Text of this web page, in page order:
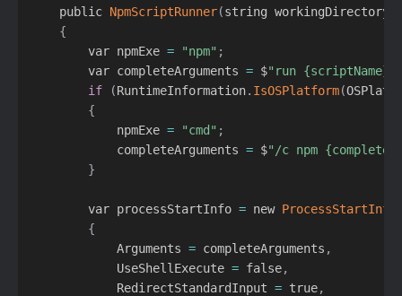
    public
NpmScriptRunner(string workingDirectory
{
        var npmExe
= "npm" ;
        var completeArguments
= $"run {scriptName}
if
(RuntimeInformation. IsOSPlatform(
{
            npmExe
= "cmd" ;
            completeArguments
= $"/c npm
}
        var processStartInfo
= new ProcessStartInfo
{
            Arguments
= completeArguments ,
            UseShellExecute
= false,
            RedirectStandardInput
= true,